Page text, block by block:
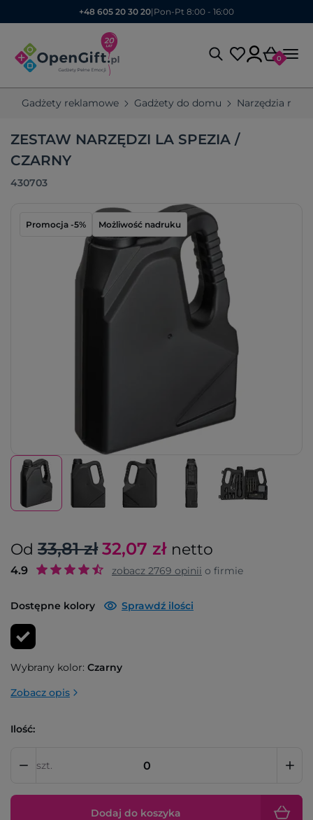
+48 605 20 30 20| Pon-Pt 8:00 - 16:00
0
Gadżety reklamowe Gadżety do domu Narzędzia
ZESTAW NARZĘDZI LA SPEZIA /
CZARNY
430703
Promocja -5% Możliwość nadruku
Od 33,81 zł 32,07 zł netto
4.9 zobacz 2769 opinii o firmie
Dostępne kolory Sprawdź ilości
Wybrany kolor: Czarny
Zobacz opis
Ilość:
szt.
Dodaj do koszyka